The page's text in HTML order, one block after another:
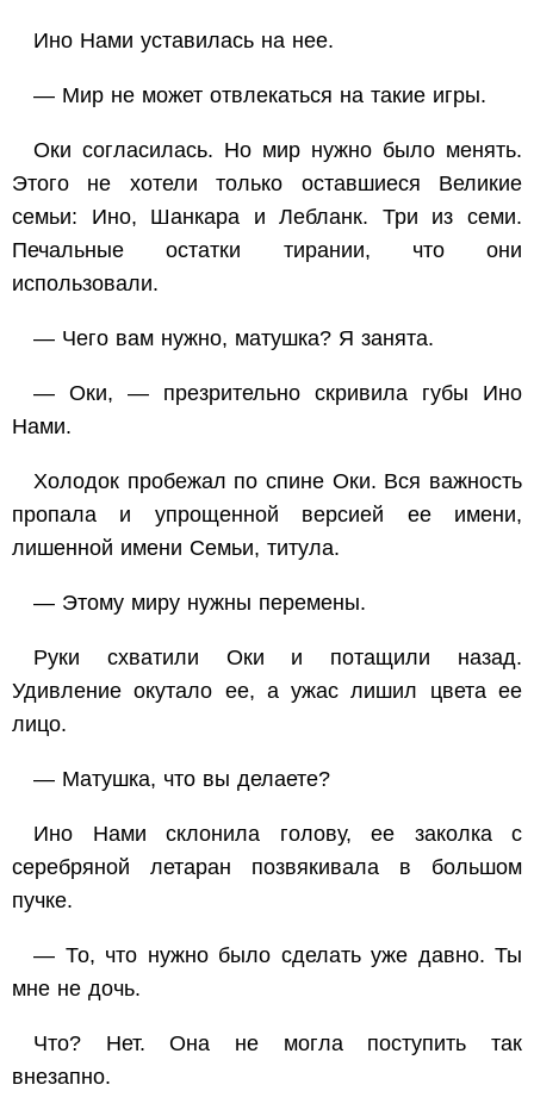
Ино Нами уставилась на нее.
— Мир не может отвлекаться на такие игры.
Оки согласилась. Но мир нужно было менять.
Этого не хотели только оставшиеся Великие
семьи: Ино, Шанкара и Лебланк. Три из семи.
Печальные остатки тирании, что они
использовали.
— Чего вам нужно, матушка? Я занята.
— Оки, — презрительно скривила губы Ино
Нами.
Холодок пробежал по спине Оки. Вся важность
пропала и упрощенной версией ее имени,
лишенной имени Семьи, титула.
— Этому миру нужны перемены.
Руки схватили Оки и потащили назад.
Удивление окутало ее, а ужас лишил цвета ее
лицо.
— Матушка, что вы делаете?
Ино Нами склонила голову, ее заколка с
серебряной летаран позвякивала в большом
пучке.
— То, что нужно было сделать уже давно. Ты
мне не дочь.
Что? Нет. Она не могла поступить так
внезапно.